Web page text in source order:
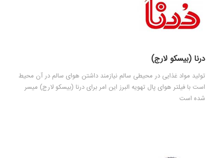
درنا (بيسکو لارج)
تولید مواد غذایی در محیطی سالم نیازمند داشتن هوای سالم در آن محیط
است با فیلتر هوای پال تهویه البرز این امر برای درنا (بيسکو لارج) میسر
شده است